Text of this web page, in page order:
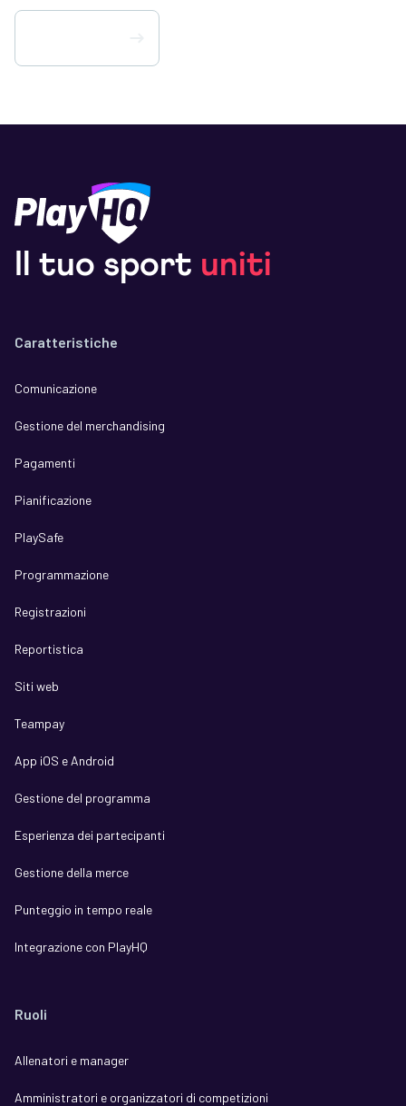
Il tuo sport uniti
Caratteristiche
Comunicazione
Gestione del merchandising
Pagamenti
Pianificazione
PlaySafe
Programmazione
Registrazioni
Reportistica
Siti web
Teampay
App iOS e Android
Gestione del programma
Esperienza dei partecipanti
Gestione della merce
Punteggio in tempo reale
Integrazione con PlayHQ
Ruoli
Allenatori e manager
Amministratori e organizzatori di competizioni